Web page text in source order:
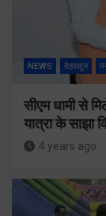
NEWS देहरादून
सीएम धामी से
यात्रा के साझा
4 years ago